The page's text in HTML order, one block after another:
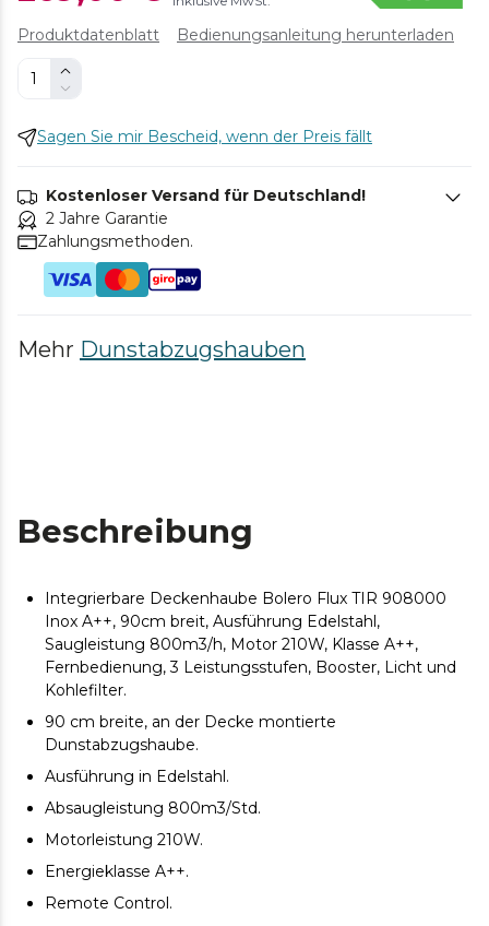
Produktdatenblatt Bedienungsanleitung herunterladen
Sagen Sie mir Bescheid, wenn der Preis fällt
Kostenloser Versand für Deutschland!
2 Jahre Garantie
Zahlungsmethoden.
Mehr Dunstabzugshauben
Beschreibung
Integrierbare Deckenhaube Bolero Flux TIR 908000
Inox A++, 90cm breit, Ausführung Edelstahl,
Saugleistung 800m3/h, Motor 210W, Klasse A++,
Fernbedienung, 3 Leistungsstufen, Booster, Licht und
Kohlefilter.
90 cm breite, an der Decke montierte
Dunstabzugshaube.
Ausführung in Edelstahl.
Absaugleistung 800m3/Std.
Motorleistung 210W.
Energieklasse A++.
Remote Control.